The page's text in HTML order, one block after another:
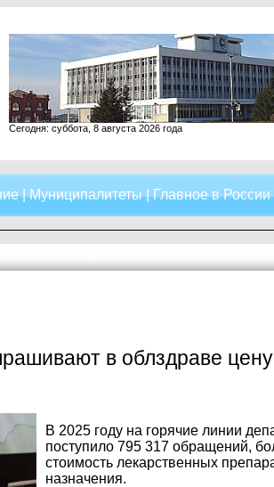
Сегодня: суббота, 8 августа 2026 года
|Муниципалитеты|Главное в России
в облздраве
В 2025 году на горячие линии
поступило 795 317 обращений,
стоимость лекарственных
назначения.